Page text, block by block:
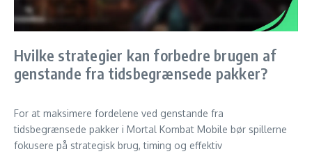
Hvilke strategier kan forbedre brugen af
genstande fra tidsbegrænsede pakker?
For at maksimere fordelene ved genstande fra
tidsbegrænsede pakker i Mortal Kombat Mobile bør spillerne
fokusere på strategisk brug, timing og effektiv